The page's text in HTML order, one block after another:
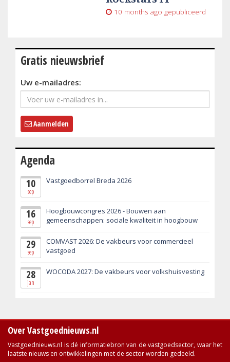
10 months ago gepubliceerd
Gratis nieuwsbrief
Uw e-mailadres:
Aanmelden
Agenda
10
sep
Vastgoedborrel Breda 2026
16
sep
Hoogbouwcongres 2026 - Bouwen aan
gemeenschappen: sociale kwaliteit in hoogbouw
29
sep
COMVAST 2026: De vakbeurs voor commercieel
vastgoed
28
jan
WOCODA 2027: De vakbeurs voor volkshuisvesting
Over Vastgoednieuws.nl
Vastgoednieuws.nl is dé informatiebron van de vastgoedsector, waar het
laatste nieuws en ontwikkelingen met de sector worden gedeeld.